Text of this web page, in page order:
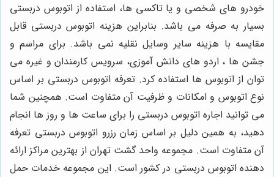
خودرو های شخصی و یا تاکسی‌ ها، استفاده از اتوبوس دربستی
بسیار به صرفه می‌ باشد. بنابراین هزینه اتوبوس دربستی قابل
مقایسه با هزینه سایر وسایل نقلیه نمی ‌باشد. برای مراسم و
جشن‌ ها ، اردو های دانش ‌آموزی، سرویس کارمندان و غیره می
‌توان از اتوبوس‌ ها استفاده کرد. تعرفه اتوبوس دربستی بر اساس
نوع اتوبوس و امکانات و ظرفیت آن متفاوت است. همچنین شما
می‌ توانید اجاره اتوبوس دربستی را برای ساعت‌ ها و روز ها انجام
دهید، به همین دلیل بر اساس زمان رزرو اتوبوس دربستی تعرفه
آن متفاوت است. مجموعه واحد گشت تهران از بهترین مراکز ارائه
دهنده اتوبوس دربستی در کشور است. این مجموعه خدمات حمل